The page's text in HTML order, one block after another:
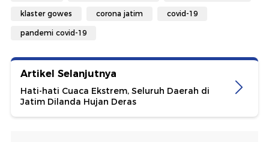
klaster gowes corona jatim covid-19
pandemi covid-19
Artikel Selanjutnya
Hati-hati Cuaca Ekstrem, Seluruh Daerah di
Jatim Dilanda Hujan Deras